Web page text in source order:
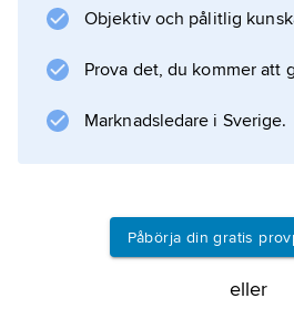
som kunde inverka menligt
de icke-judiska samhällena i
Objektiv och pålitlig
Prova det, du kommer att
Marknadsledare i Sverige.
Påbörja din gratis
eller